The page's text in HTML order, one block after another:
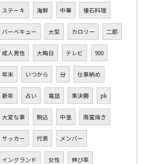
ステーキ 海鮮 中華 懐石料理
バーベキュー 大型 カロリー 二郎
成人男性 大晦日 テレビ 900
年末 いつから 分 仕事納め
新年 占い 電話 準決勝 pk
大変な事 駒込 中里 南蛮焼き
サッカー 代表 メンバー
イングランド 女性 伸び率